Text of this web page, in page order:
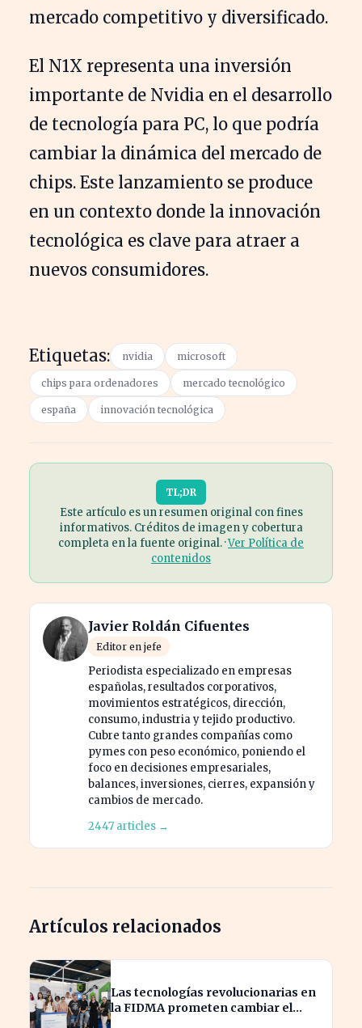
mercado competitivo y diversificado.
El N1X representa una inversión
importante de Nvidia en el desarrollo
de tecnología para PC, lo que podría
cambiar la dinámica del mercado de
chips. Este lanzamiento se produce
en un contexto donde la innovación
tecnológica es clave para atraer a
nuevos consumidores.
Etiquetas: nvidia microsoft
chips para ordenadores mercado tecnológico
españa innovación tecnológica
TL;DR
Este artículo es un resumen original con fines
informativos. Créditos de imagen y cobertura
completa en la fuente original. ·Ver Política de
contenidos
Javier Roldán Cifuentes
Editor en jefe
Periodista especializado en empresas
españolas, resultados corporativos,
movimientos estratégicos, dirección,
consumo, industria y tejido productivo.
Cubre tanto grandes compañías como
pymes con peso económico, poniendo el
foco en decisiones empresariales,
balances, inversiones, cierres, expansión y
cambios de mercado.
2447 articles →
Artículos relacionados
Las tecnologías revolucionarias en
la FIDMA prometen cambiar el